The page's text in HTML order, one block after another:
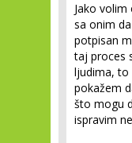
Jako
sa onim
potpisan
taj proces
ljudima, to
pokažem
što mogu
ispravim